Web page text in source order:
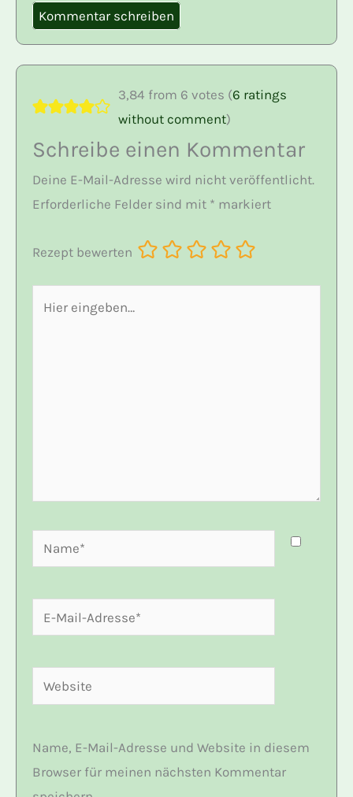
Kommentar schreiben
3,84 from 6 votes (6 ratings
without comment)
Schreibe einen Kommentar
Deine E-Mail-Adresse wird nicht veröffentlicht.
Erforderliche Felder sind mit * markiert
Rezept bewerten
eingeben…
Name*
Mail-
Website
Name, E-Mail-Adresse und Website in diesem
Browser für meinen nächsten Kommentar